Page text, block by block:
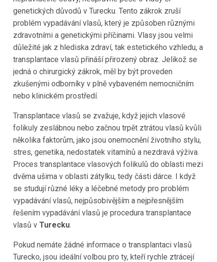
genetických důvodů v Turecku. Tento zákrok zruší
problém vypadávání vlasů, který je způsoben různými
zdravotními a genetickými příčinami. Vlasy jsou velmi
důležité jak z hlediska zdraví, tak estetického vzhledu, a
transplantace vlasů přináší přirozený obraz. Jelikož se
jedná o chirurgický zákrok, měl by být proveden
zkušenými odborníky v plně vybaveném nemocničním
nebo klinickém prostředí.
Transplantace vlasů se zvažuje, když jejich vlasové
folikuly zeslábnou nebo začnou trpět ztrátou vlasů kvůli
několika faktorům, jako jsou onemocnění životního stylu,
stres, genetika, nedostatek vitamínů a nezdravá výživa.
Proces transplantace vlasových folikulů do oblasti mezi
dvěma ušima v oblasti zátylku, tedy části dárce. I když
se studují různé léky a léčebné metody pro problém
vypadávání vlasů, nejpůsobivějším a nejpřesnějším
řešením vypadávání vlasů je procedura transplantace
vlasů v Turecku.
Pokud nemáte žádné informace o transplantaci vlasů
Turecko, jsou ideální volbou pro ty, kteří rychle ztrácejí